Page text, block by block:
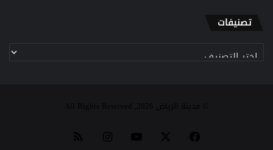
تصنيفات
تصنيفات
© مدينة الرياض 2026, All Rights Reserved
فيسبوك ‫YouTube انستقرام